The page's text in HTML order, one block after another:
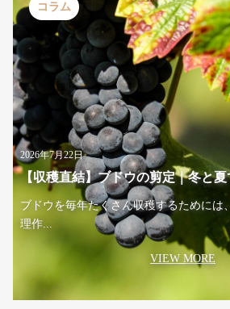
コラム
2026年7月22日
【収穫直結】ブドウの剪定｜冬と
ブドウを毎年たくさん収穫するためには
理作...
VIEW MORE